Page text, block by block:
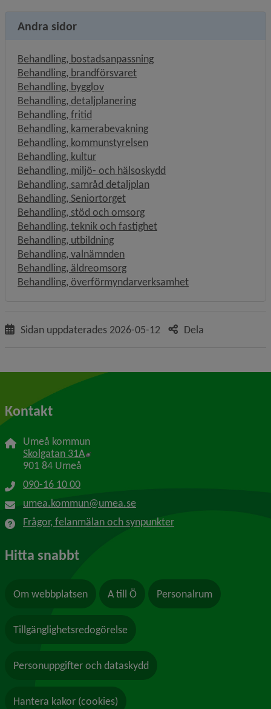
Andra sidor
Behandling, bostadsanpassning
Behandling, brandförsvaret
Behandling, bygglov
Behandling, detaljplanering
Behandling, fritid
Behandling, kamerabevakning
Behandling, kommunstyrelsen
Behandling, kultur
Behandling, miljö- och hälsoskydd
Behandling, samråd detaljplan
Behandling, Seniortorget
Behandling, stöd och omsorg
Behandling, teknik och fastighet
Behandling, utbildning
Behandling, valnämnden
Behandling, äldreomsorg
Behandling, överförmyndarverksamhet
Sidan uppdaterades 2026-05-12 Dela
Kontakt
Umeå kommun
Skolgatan 31A Länk till annan webbplats, öppnas i nytt
901 84 Umeå
090-16 10 00
umea.kommun@umea.se
Frågor, felanmälan och synpunkter
Hitta snabbt
Om webbplatsen A till Ö Personalrum
Tillgänglighetsredogörelse
Personuppgifter och dataskydd
Hantera kakor (cookies)